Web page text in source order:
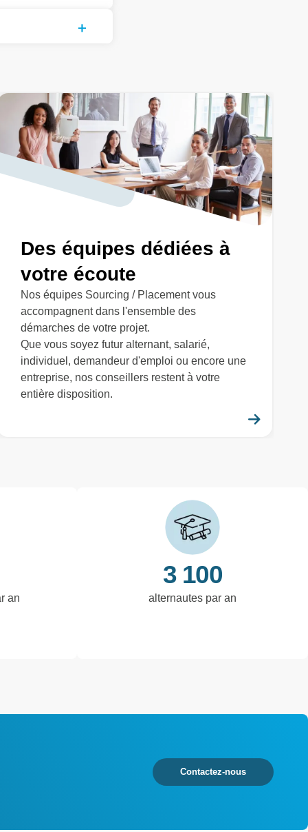
Des équipes dédiées à
votre écoute
Nos équipes Sourcing / Placement vous
accompagnent dans l'ensemble des
démarches de votre projet.
Que vous soyez futur alternant, salarié,
individuel, demandeur d'emploi ou encore une
entreprise, nos conseillers restent à votre
entière disposition.
an
3 100
alternautes par an
Contactez-nous